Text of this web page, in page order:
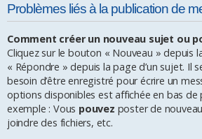
Problèmes liés à la publication de
Comment créer un nouveau sujet ou
Cliquez sur le bouton « Nouveau » depuis
« Répondre » depuis la page d’un sujet. Il
besoin d’être enregistré pour écrire un
options disponibles est affichée en bas de
exemple : Vous pouvez poster de
joindre des fichiers, etc.